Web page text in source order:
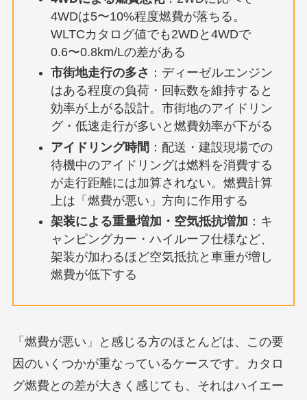
4WDは5〜10%程度燃費が落ちる。
WLTCカタログ値でも2WDと4WDで
0.6〜0.8km/Lの差がある
市街地走行の多さ ：ディーゼルエンジン
はある程度の負荷・回転数を維持すると
効率が上がる設計。市街地のアイドリン
グ・低速走行が多いと燃費効率が下がる
アイドリング時間 ：配送・建設現場での
待機中のアイドリングは燃料を消費する
が走行距離には加算されない。燃費計算
上は「燃費が悪い」方向に作用する
架装による重量増加・空気抵抗増加 ：キ
ャンピングカー・ハイルーフ仕様など、
架装が加わるほど空気抵抗と車重が増し
燃費が低下する
「燃費が悪い」と感じる方のほとんどは、この要
因のいくつかが重なっているケースです。カタロ
グ燃費との差が大きく感じても、それはハイエー